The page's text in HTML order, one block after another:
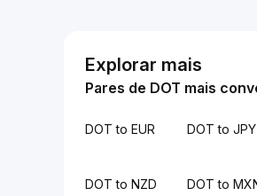
Explorar mais
Pares de DOT mais
DOT to EUR DOT to JPY
DOT to NZD DOT to